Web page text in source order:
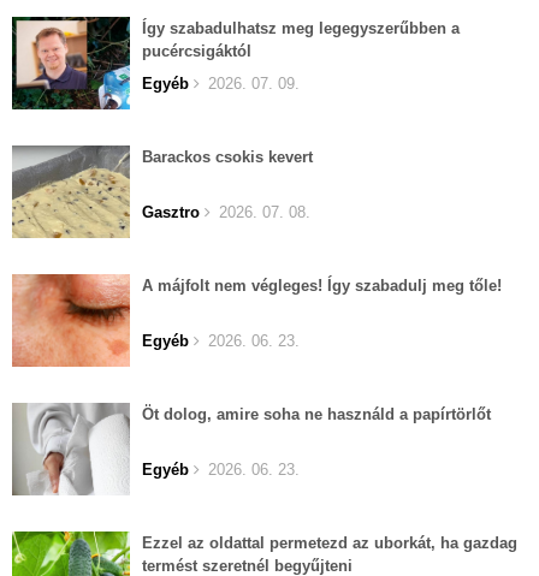
Így szabadulhatsz meg legegyszerűbben a
pucércsigáktól
Egyéb
2026. 07. 09.
Barackos csokis kevert
Gasztro 2026. 07. 08.
A májfolt nem végleges! Így szabadulj meg tőle!
Egyéb 2026. 06. 23.
Öt dolog, amire soha ne használd a papírtörlőt
Egyéb 2026. 06. 23.
Ezzel az oldattal permetezd az uborkát, ha gazdag
termést szeretnél begyűjteni